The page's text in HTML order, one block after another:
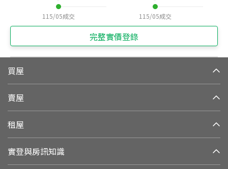
115/05成交 115/05成交
完整實價登錄
買屋
賣屋
租屋
實登與房訊知識